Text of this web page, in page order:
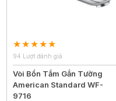
94 Lượt đánh giá
Vòi Bồn Tắm Gắn Tường
American Standard WF-
9716